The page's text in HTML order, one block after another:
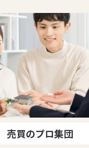
売買のプロ集団